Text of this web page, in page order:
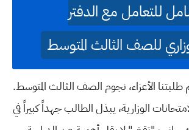
للتعامل مع الدفتر
للصف الثالث المتوسط
الأعزاء، نجوم الصف الثالث المتوسط.
الوزارية، يبذل الطالب جهداً كبيراً في